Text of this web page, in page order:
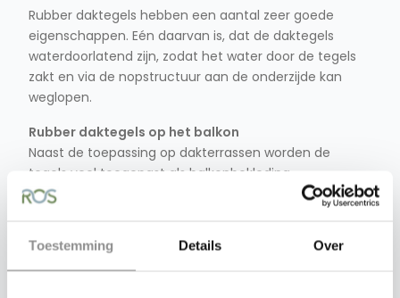
Toestemming Details Over
Rubber daktegels hebben een aantal zeer goede
eigenschappen. Eén daarvan is, dat de daktegels
waterdoorlatend zijn, zodat het water door de tegels
zakt en via de nopstructuur aan de onderzijde kan
weglopen.
Rubber daktegels op het balkon
Naast de toepassing op dakterrassen worden de
tegels veel toegepast als balkonbekleding.
LET OP: